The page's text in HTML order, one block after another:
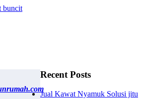
buncit
Recent Posts
Jual Kawat Nyamuk Solusi jitu